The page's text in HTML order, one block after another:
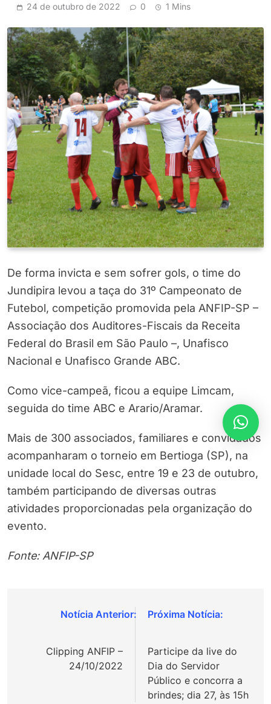
24 de outubro de 2022 0 1 Mins
De forma invicta e sem sofrer gols, o time do
Jundipira levou a taça do 31º Campeonato de
Futebol, competição promovida pela ANFIP-SP –
Associação dos Auditores-Fiscais da Receita
Federal do Brasil em São Paulo –, Unafisco
Nacional e Unafisco Grande ABC.
Como vice-campeã, ficou a equipe Limcam,
seguida do time ABC e Arario/Aramar.
Mais de 300 associados, familiares e convidados
acompanharam o torneio em Bertioga (SP), na
unidade local do Sesc, entre 19 e 23 de outubro,
também participando de diversas outras
atividades proporcionadas pela organização do
evento.
Fonte: ANFIP-SP
Navegação
Post
Clipping ANFIP –
24/10/2022
Participe da live do
Dia do Servidor
Público e concorra a
brindes; dia 27, às 15h